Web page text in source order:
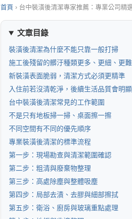
首頁 › 台中裝潢後清潔專家推薦：專業公司精
文章目錄
裝潢後清潔為什麼不能只靠一般打掃
施工後殘留的髒汙種類更多、更細、更
新裝潢表面脆弱，清潔方式必須更精準
入住前若沒清乾淨，後續生活品質會明
台中裝潢後清潔常見的工作範圍
不是只有地板掃一掃、桌面擦一擦
不同空間有不同的優先順序
專業裝潢後清潔的標準流程
第一步：現場勘查與清潔範圍確認
第二步：粗清與廢棄物整理
第三步：高處除塵與整體吸塵
第四步：局部去漬、去膠與細部擦拭
第五步：衛浴、廚房與玻璃重點處理